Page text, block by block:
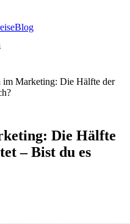
Blog
Marketing: Die Hälfte der
Die Hälfte
– Bist du es